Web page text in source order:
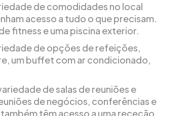
de comodidades no local
acesso a tudo o que precisam.
fitness e uma piscina exterior.
de opções de refeições,
um buffet com ar condicionado,
de salas de reuniões e
de negócios, conferências e
têm acesso a uma receção